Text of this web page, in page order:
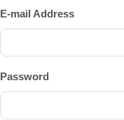
E-mail Address
Password